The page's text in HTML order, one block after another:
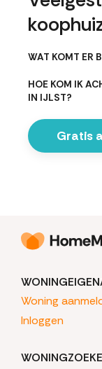
WAT KOMT ER
HOE KOM IK
IN IJLST?
Gratis
Woning
Inloggen